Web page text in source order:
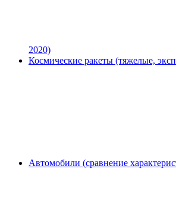
2020)
Космические ракеты (тяжелые,
Автомобили (сравнение